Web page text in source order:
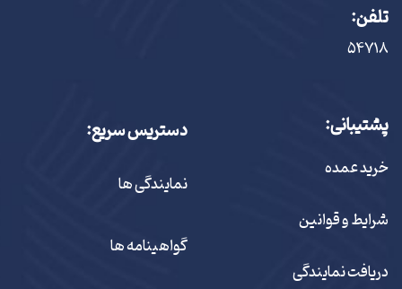
تلفن:
۵۴٧١٨
پشتیبانی:
خرید عمده
شرایط و قوانین
دریافت نمایندگی
دستریس سریع:
نمایندگی ها
گواهینامه ها